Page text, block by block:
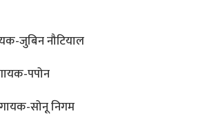
जुबिन नौटियाल
पपोन
सोनू निगम